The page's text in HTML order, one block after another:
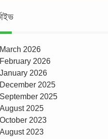
March 2026
February 2026
January 2026
December 2025
September 2025
August 2025
October 2023
August 2023